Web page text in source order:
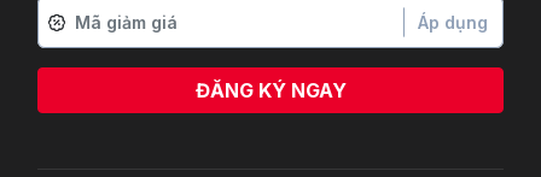
Áp dụng
ĐĂNG KÝ NGAY